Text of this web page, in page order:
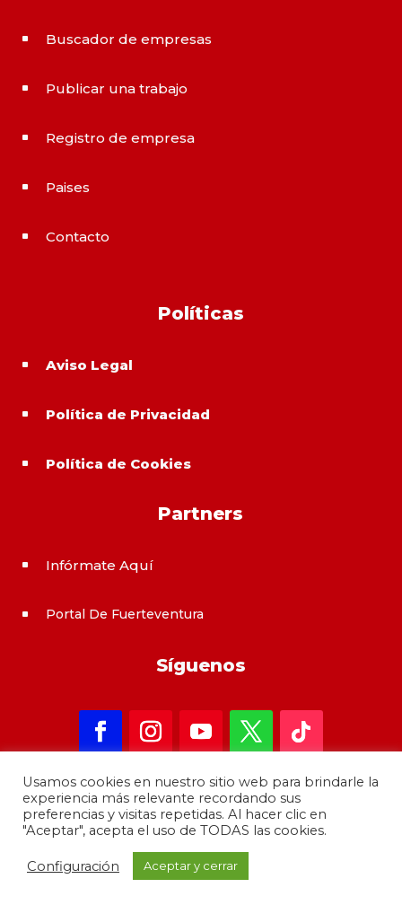
^ Buscador de empresas
^ Publicar una trabajo
^ Registro de empresa
^ Paises
^ Contacto
Políticas
^ Aviso Legal
^ Política de Privacidad
^ Política de Cookies
Partners
^ Infórmate Aquí
^ Portal De Fuerteventura
Síguenos
Copyright 2021 – informateAqui · Desarrollado por
GrupoMoba –644 80 80 44
Usamos cookies en nuestro sitio web para brindarle la
experiencia más relevante recordando sus
preferencias y visitas repetidas. Al hacer clic en
"Aceptar", acepta el uso de TODAS las cookies.
Configuración Aceptar y cerrar